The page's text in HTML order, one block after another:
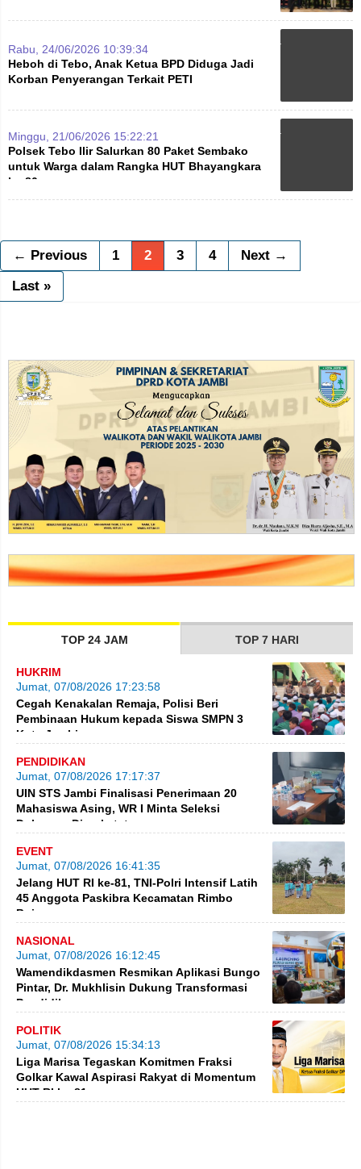
Rabu, 24/06/2026 10:39:34
Heboh di Tebo, Anak Ketua BPD Diduga Jadi
Korban Penyerangan Terkait PETI
Minggu, 21/06/2026 15:22:21
Polsek Tebo Ilir Salurkan 80 Paket Sembako
untuk Warga dalam Rangka HUT Bhayangkara
ke-80
← Previous 1 2 3 4
Next →
Last »
TOP 24 JAM TOP 7 HARI
HUKRIM
Jumat, 07/08/2026 17:23:58
Cegah Kenakalan Remaja, Polisi Beri
Pembinaan Hukum kepada Siswa SMPN 3
Kota Jambi
PENDIDIKAN
Jumat, 07/08/2026 17:17:37
UIN STS Jambi Finalisasi Penerimaan 20
Mahasiswa Asing, WR I Minta Seleksi
Dokumen Diperketat
EVENT
Jumat, 07/08/2026 16:41:35
Jelang HUT RI ke-81, TNI-Polri Intensif Latih
45 Anggota Paskibra Kecamatan Rimbo
Bujang
NASIONAL
Jumat, 07/08/2026 16:12:45
Wamendikdasmen Resmikan Aplikasi Bungo
Pintar, Dr. Mukhlisin Dukung Transformasi
Pendidikan
POLITIK
Jumat, 07/08/2026 15:34:13
Liga Marisa Tegaskan Komitmen Fraksi
Golkar Kawal Aspirasi Rakyat di Momentum
HUT RI ke-81